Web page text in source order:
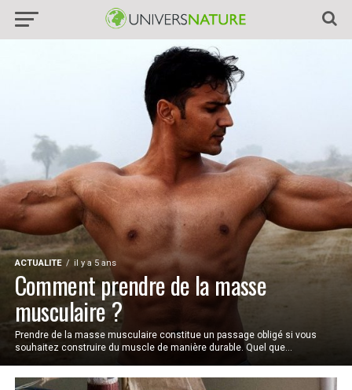
ACTUALITE il y a 5 ans
Comment prendre de la masse
musculaire ?
Prendre de la masse musculaire constitue un passage obligé si vous
souhaitez construire du muscle de manière durable. Quel que...